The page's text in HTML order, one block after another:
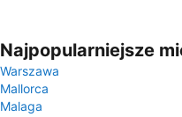
Najpopularniejsze
Warszawa
Mallorca
Malaga